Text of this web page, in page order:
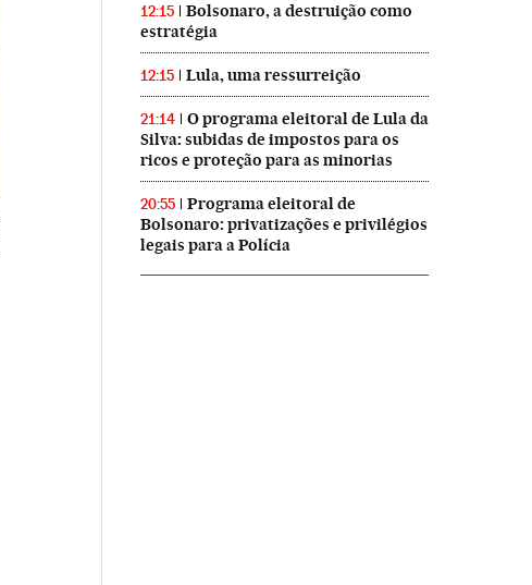
12:15
Bolsonaro, a destruição como
estratégia
12:15 Lula, uma ressurreição
21:14
O programa eleitoral de Lula da
Silva: subidas de impostos para os
ricos e proteção para as minorias
20:55
Programa eleitoral de
Bolsonaro: privatizações e privilégios
legais para a Polícia